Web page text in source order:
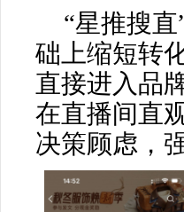
“星推搜
础上缩短转
直接进入品
在直播间直
决策顾虑，